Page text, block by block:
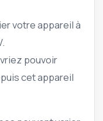
votre appareil à
pouvoir
cet appareil